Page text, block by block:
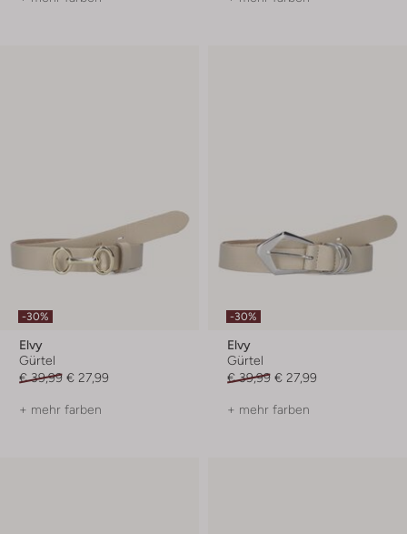
-30%
Elvy
Gürtel
€ 39,99 € 27,99
+ mehr farben
-30%
Elvy
Gürtel
€ 39,99 € 27,99
+ mehr farben